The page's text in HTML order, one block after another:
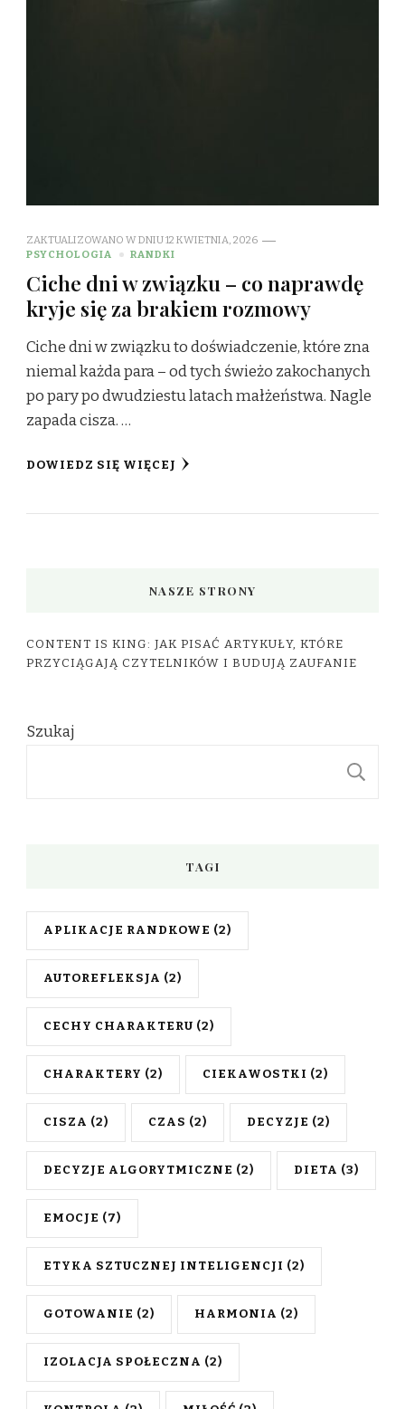
ZAKTUALIZOWANO W DNIU12 KWIETNIA, 2026
PSYCHOLOGIA
RANDKI
Ciche dni w związku – co naprawdę
kryje się za brakiem rozmowy
Ciche dni w związku to doświadczenie, które zna
niemal każda para – od tych świeżo zakochanych
po pary po dwudziestu latach małżeństwa. Nagle
zapada cisza. …
DOWIEDZ SIĘ WIĘCEJ
NASZE STRONY
CONTENT IS KING: JAK PISAĆ ARTYKUŁY, KTÓRE
PRZYCIĄGAJĄ CZYTELNIKÓW I BUDUJĄ ZAUFANIE
Szukaj
TAGI
APLIKACJE RANDKOWE (2)
AUTOREFLEKSJA (2)
CECHY CHARAKTERU (2)
CHARAKTERY (2) CIEKAWOSTKI (2)
CISZA (2) CZAS (2) DECYZJE (2)
DECYZJE ALGORYTMICZNE (2) DIETA (3)
EMOCJE (7)
ETYKA SZTUCZNEJ INTELIGENCJI (2)
GOTOWANIE (2) HARMONIA (2)
IZOLACJA SPOŁECZNA (2)